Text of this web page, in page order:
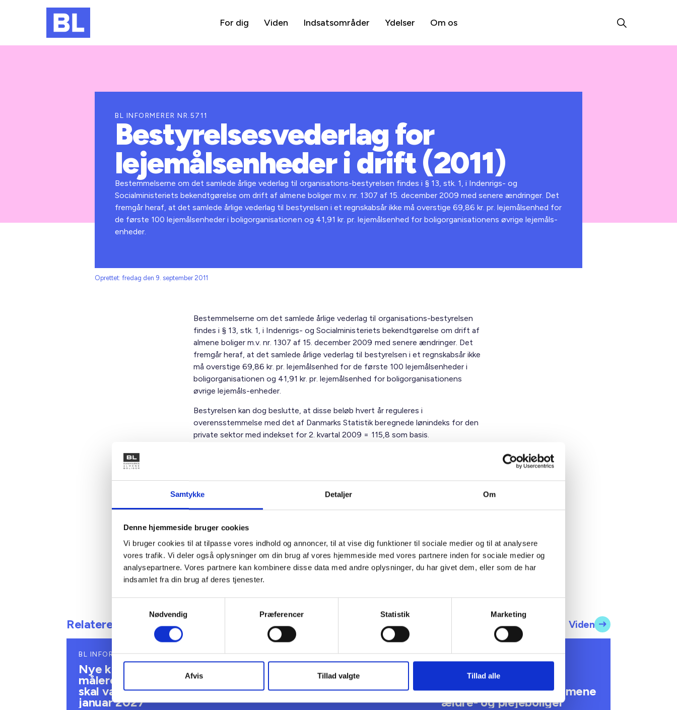
Samtykke Detaljer Om
Denne hjemmeside bruger cookies
Vi bruger cookies til at tilpasse vores indhold og annoncer, til at vise dig funktioner til sociale medier og til at analysere
vores trafik. Vi deler også oplysninger om din brug af vores hjemmeside med vores partnere inden for sociale medier og
analysepartnere. Vores partnere kan kombinere disse data med andre oplysninger, du har givet dem, eller som de har
indsamlet fra din brug af deres tjenester.
Nødvendig
Præferencer Statistik Marketing
Afvis Tillad valgte Tillad alle
For dig Viden Indsatsområder Ydelser Om os
BL INFORMERER NR.5711
Bestyrelsesvederlag for
lejemålsenheder i drift (2011)
Bestemmelserne om det samlede årlige vederlag til organisations-bestyrelsen findes i § 13, stk. 1, i Indenrigs- og
Socialministeriets bekendtgørelse om drift af almene boliger m.v. nr. 1307 af 15. december 2009 med senere ændringer. Det
fremgår heraf, at det samlede årlige vederlag til bestyrelsen i et regnskabsår ikke må overstige 69,86 kr. pr. lejemålsenhed for
de første 100 leje­målsenheder i boligorganisationen og 41,91 kr. pr. lejemålsenhed for boligorganisationens øvrige lejemåls-
enheder.
Oprettet: fredag den 9. september 2011
Bestemmelserne om det samlede årlige vederlag til organisations-bestyrelsen
findes i § 13, stk. 1, i Indenrigs- og Socialministeriets bekendtgørelse om drift af
almene boliger m.v. nr. 1307 af 15. december 2009 med senere ændringer. Det
fremgår heraf, at det samlede årlige vederlag til bestyrelsen i et regnskabsår ikke
må overstige 69,86 kr. pr. lejemålsenhed for de første 100 leje­målsenheder i
boligorganisationen og 41,91 kr. pr. lejemålsenhed for boligorganisationens
øvrige lejemåls-enheder.
Bestyrelsen kan dog beslutte, at disse beløb hvert år reguleres i
overensstemmelse med det af Danmarks Statistik beregnede lønindeks for den
private sektor med indekset for 2. kvartal 2009 = 115,8 som basis.
hermed til hen­holdsvis
43,72. Reguleringen har virkning for det
regnskabsår, der påbegyndes efter den 31. august 2011.
Med venlig hilsen
Bent Madsen / Keld Adsbøl
Relateret indhold Viden
BL INFORMERER
Nye krav om fjernaflæste
målere – alle ejendomme
skal være klar senest 1.
januar 2027
BL INFORMERER
Ansvar for nødforsyning i
plejeboliger ved
forsyningssvigt
BL INFORMERER
Sundhedsreformens
konsekvenser for
kommunale lejemål i almene
ældre- og plejeboliger